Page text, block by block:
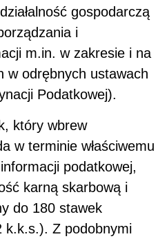
gospodarczą
i
m.in. w zakresie i na
w odrębnych ustawach
Podatkowej).
który wbrew
w terminie właściwemu
podatkowej,
karną skarbową i
do 180 stawek
k.k.s.). Z podobnymi